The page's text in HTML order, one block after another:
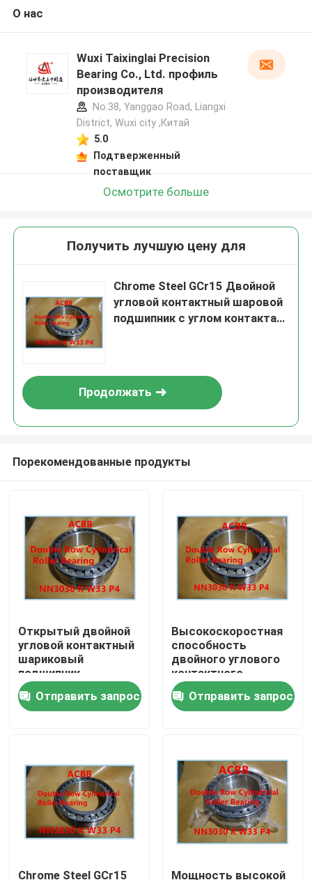
Дом
Продукты
О нас
О нас
Wuxi Taixinglai Precision
Bearing Co., Ltd. профиль
производителя
No.38, Yanggao Road, Liangxi
District, Wuxi city ,Китай
5.0
Подтверженный
поставщик
Осмотрите больше
Получить лучшую цену для
Chrome Steel GCr15 Двойной
угловой контактный шаровой
подшипник с углом контакта
Продолжать
Порекомендованные продукты
Открытый двойной
угловой контактный
шариковый
подшипник,
предназначенный
для высокой
радиальной
производстве
Отправить запрос
Высокоскоростная
способность
двойного углового
контактного
шарикового
подшипника
Операционная
секунду Внешний
диаметр
варьируется в
зависимости от
размера сверла
Отправить запрос
Chrome Steel GCr15
Мощность высокой